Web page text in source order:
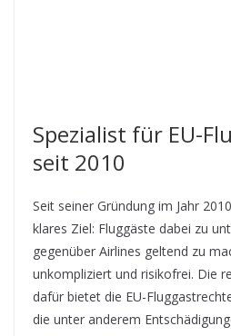
Spezialist für EU-
seit 2010
Seit seiner Gründung im Jahr
klares Ziel: Fluggäste dabei zu
gegenüber Airlines geltend zu
unkompliziert und risikofrei. Die
dafür bietet die EU-
die unter anderem